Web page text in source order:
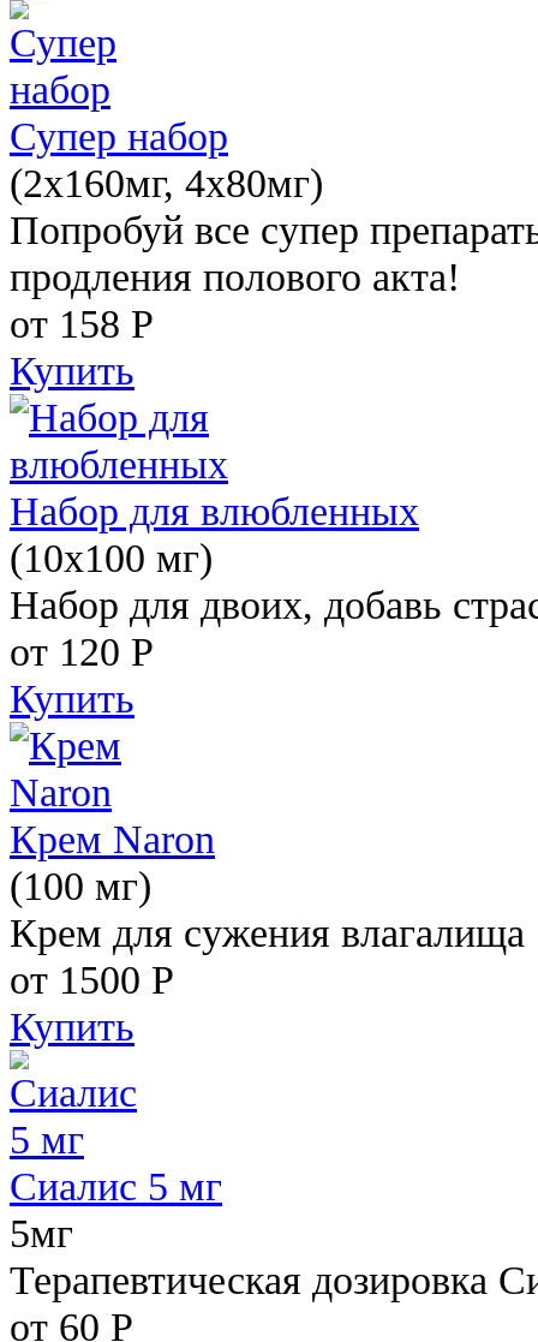
Супер набор
(2х160мг, 4х80мг)
Попробуй все супер
продления полового акта!
от 158 Р
Купить
Набор для влюбленных
(10х100 мг)
Набор для двоих, добавь
от 120 Р
Купить
Крем Naron
(100 мг)
Крем для сужения влагалища
от 1500 Р
Купить
Сиалис 5 мг
5мг
Терапевтическая дозировка
от 60 Р